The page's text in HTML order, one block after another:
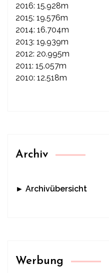
2016: 15.928m
2015: 19.576m
2014: 16.704m
2013: 19.939m
2012: 20.995m
2011: 15.057m
2010: 12.518m
Archiv
► Archivübersicht
Werbung